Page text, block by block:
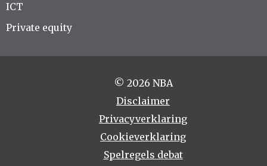
ICT
Private equity
© 2026 NBA
Disclaimer
Privacyverklaring
Cookieverklaring
Spelregels debat